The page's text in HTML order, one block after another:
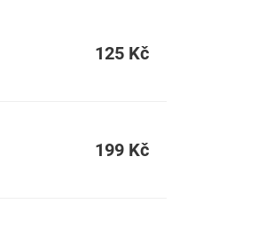
125 Kč
199 Kč